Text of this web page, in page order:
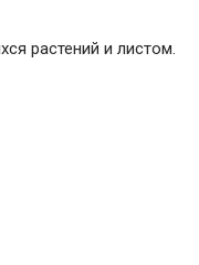
растений и листом.